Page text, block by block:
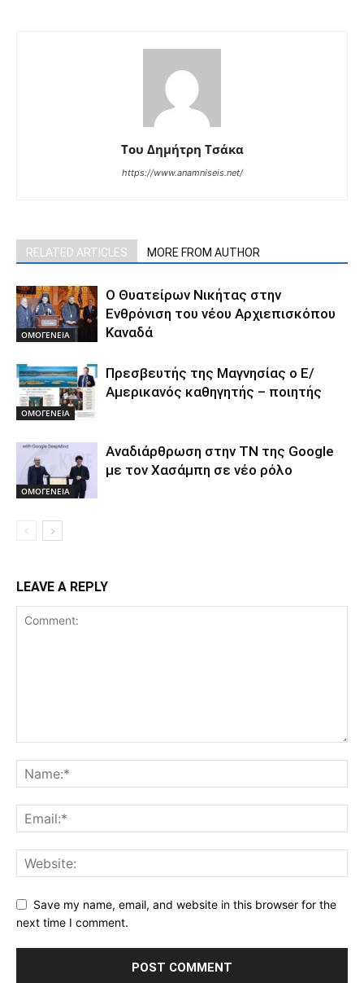
Του Δημήτρη Τσάκα
https://www.anamniseis.net/
RELATED ARTICLES MORE FROM AUTHOR
ΟΜΟΓΕΝΕΙΑ
O Θυατείρων Νικήτας στην
Ενθρόνιση του νέου Αρχιεπισκόπου
Καναδά
ΟΜΟΓΕΝΕΙΑ
Πρεσβευτής της Μαγνησίας ο Ε/
Αμερικανός καθηγητής – ποιητής
ΟΜΟΓΕΝΕΙΑ
Αναδιάρθρωση στην ΤΝ της Google
με τον Χασάμπη σε νέο ρόλο
LEAVE A REPLY
Save my name, email, and website in this browser for the
next time I comment.